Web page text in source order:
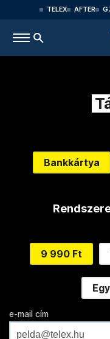
TELEX AFTER
Bankkártya
9 990 Ft
e-mail cím